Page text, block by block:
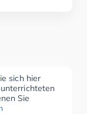
sich hier
Sie